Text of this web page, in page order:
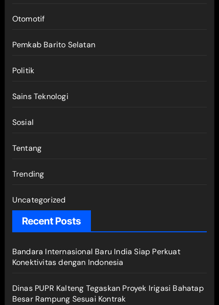
Otomotif
Pemkab Barito Selatan
Politik
Sains Teknologi
Sosial
Tentang
Trending
Uncategorized
Recent Posts
Bandara Internasional Baru India Siap Perkuat
Konektivitas dengan Indonesia
Dinas PUPR Kalteng Tegaskan Proyek Irigasi Bahatap
Besar Rampung Sesuai Kontrak